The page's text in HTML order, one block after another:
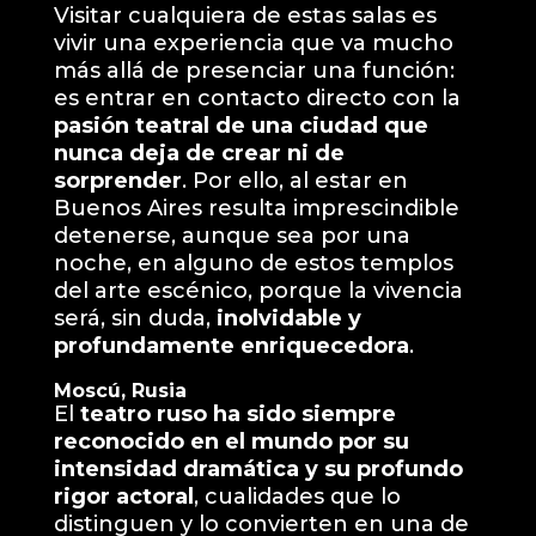
Visitar cualquiera de estas salas es
vivir una experiencia que va mucho
más allá de presenciar una función:
es entrar en contacto directo con la
pasión teatral de una ciudad que
nunca deja de crear ni de
sorprender. Por ello, al estar en
Buenos Aires resulta imprescindible
detenerse, aunque sea por una
noche, en alguno de estos templos
del arte escénico, porque la vivencia
será, sin duda, inolvidable y
profundamente enriquecedora.
Moscú, Rusia
El teatro ruso ha sido siempre
reconocido en el mundo por su
intensidad dramática y su profundo
rigor actoral , cualidades que lo
distinguen y lo convierten en una de